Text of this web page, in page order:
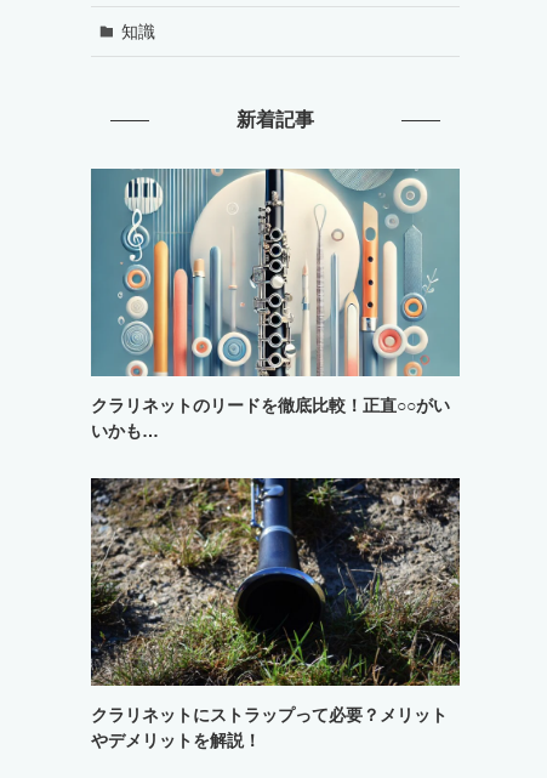
知識
新着記事
クラリネットのリードを徹底比較！正直○○がい
いかも…
クラリネットにストラップって必要？メリット
やデメリットを解説！